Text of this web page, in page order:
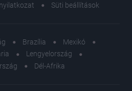
Süti beállítások
Brazília
Mexikó
Lengyelország
Dél-Afrika